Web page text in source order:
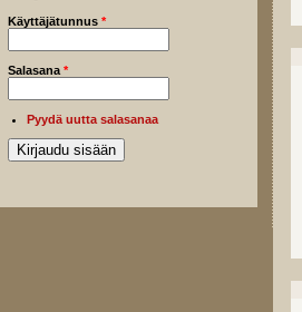
Käyttäjätunnus *
Salasana *
Pyydä uutta salasanaa